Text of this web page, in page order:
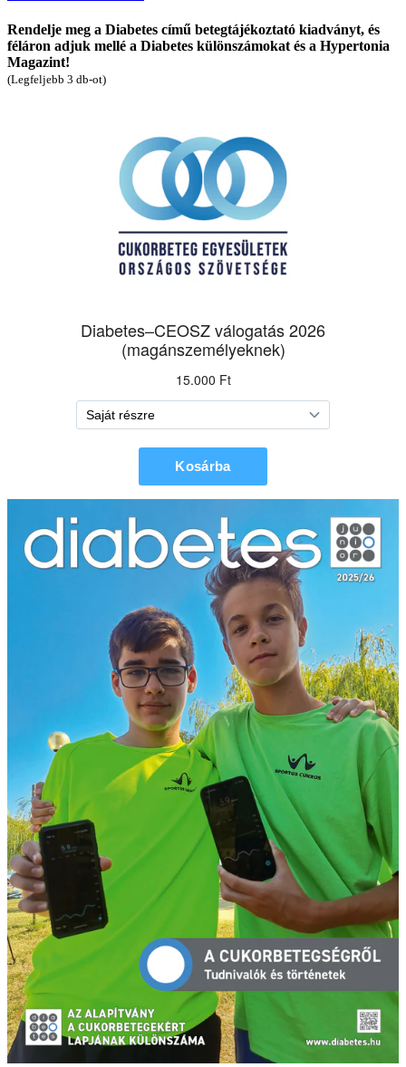
Rendelje meg a Diabetes című betegtájékoztató kiadványt, és
féláron adjuk mellé a Diabetes különszámokat és a Hypertonia
Magazint!
(Legfeljebb 3 db-ot)